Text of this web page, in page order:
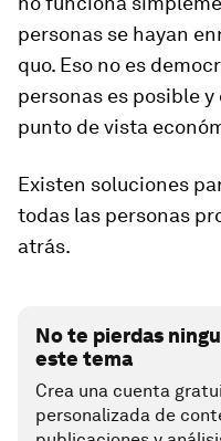
personas se hayan
quo. Eso no es
personas es posible
punto de vista
Existen soluciones
todas las personas
atrás.
No te pierdas
este tema
Crea una cuenta
personalizada de